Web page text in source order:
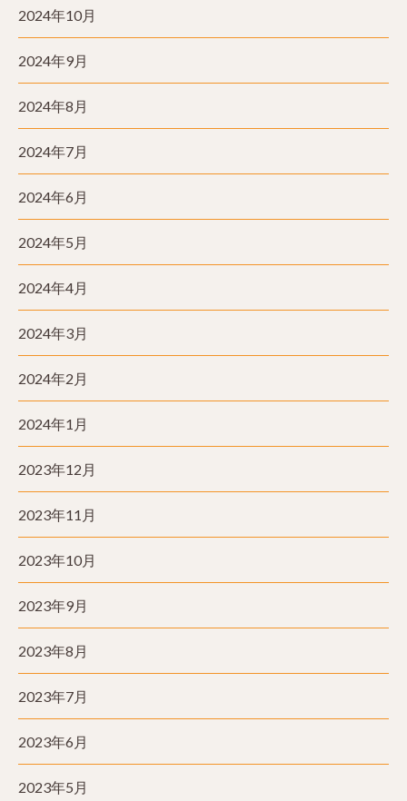
2024年10月
2024年9月
2024年8月
2024年7月
2024年6月
2024年5月
2024年4月
2024年3月
2024年2月
2024年1月
2023年12月
2023年11月
2023年10月
2023年9月
2023年8月
2023年7月
2023年6月
2023年5月